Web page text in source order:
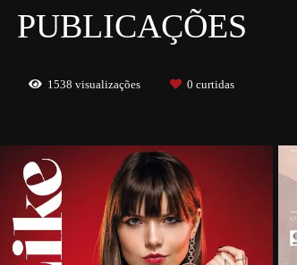
PUBLICAÇÕES
1538 visualizações 0 curtidas